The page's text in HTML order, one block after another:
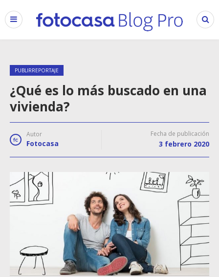
PUBLIRREPORTAJE
¿Qué es lo más buscado en una
vivienda?
Autor
Fotocasa
Fecha de publicación
3 febrero 2020